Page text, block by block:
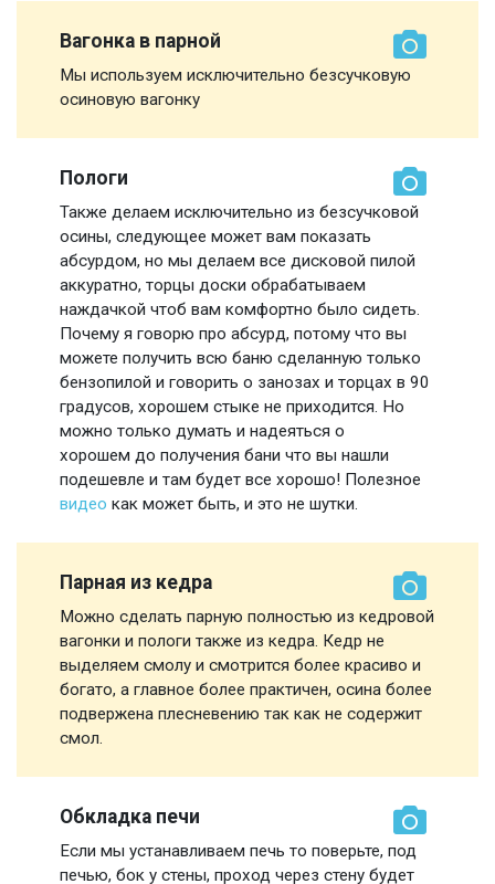
Вагонка в парной
Мы используем исключительно безсучковую
осиновую вагонку
Пологи
Также делаем исключительно из безсучковой
осины, следующее может вам показать
абсурдом, но мы делаем все дисковой пилой
аккуратно, торцы доски обрабатываем
наждачкой чтоб вам комфортно было сидеть.
Почему я говорю про абсурд, потому что вы
можете получить всю баню сделанную только
бензопилой и говорить о занозах и торцах в 90
градусов, хорошем стыке не приходится. Но
можно только думать и надеяться о
хорошем до получения бани что вы нашли
подешевле и там будет все хорошо! Полезное
видео как может быть, и это не шутки.
Парная из кедра
Можно сделать парную полностью из кедровой
вагонки и пологи также из кедра. Кедр не
выделяем смолу и смотрится более красиво и
богато, а главное более практичен, осина более
подвержена плесневению так как не содержит
смол.
Обкладка печи
Если мы устанавливаем печь то поверьте, под
печью, бок у стены, проход через стену будет